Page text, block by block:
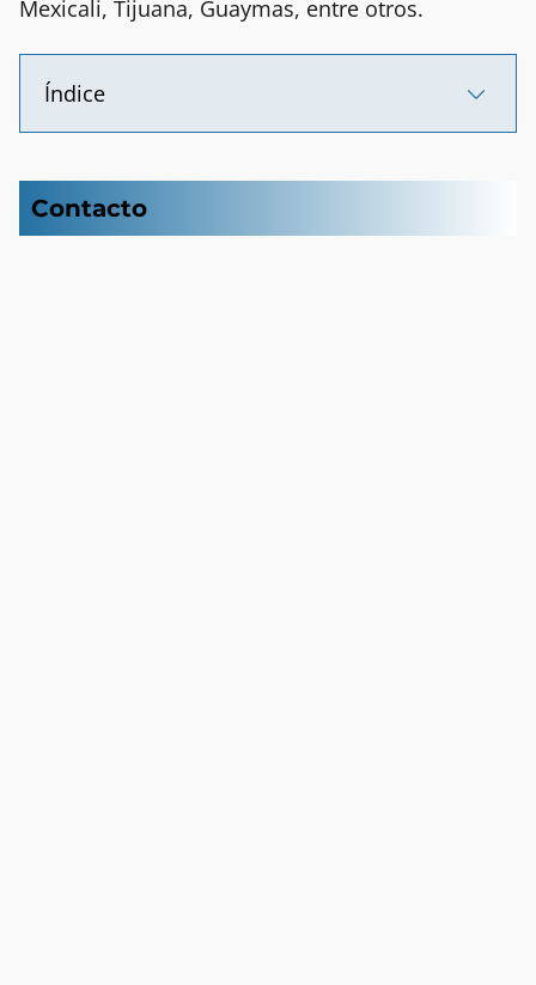
Mexicali, Tijuana, Guaymas, entre otros.
Índice
Contacto